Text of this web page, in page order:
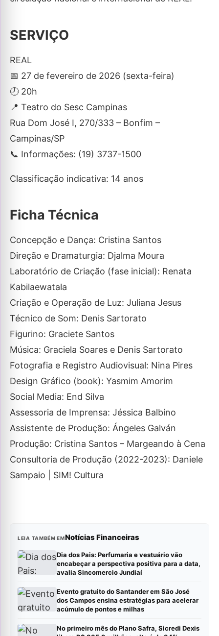
SERVIÇO
REAL
📅 27 de fevereiro de 2026 (sexta-feira)
🕗 20h
📍 Teatro do Sesc Campinas
Rua Dom José I, 270/333 – Bonfim –
Campinas/SP
📞 Informações: (19) 3737-1500
Classificação indicativa: 14 anos
Ficha Técnica
Concepção e Dança: Cristina Santos
Direção e Dramaturgia: Djalma Moura
Laboratório de Criação (fase inicial): Renata
Kabilaewatala
Criação e Operação de Luz: Juliana Jesus
Técnico de Som: Denis Sartorato
Figurino: Graciete Santos
Música: Graciela Soares e Denis Sartorato
Fotografia e Registro Audiovisual: Nina Pires
Design Gráfico (book): Yasmim Amorim
Social Media: End Silva
Assessoria de Imprensa: Jéssica Balbino
Assistente de Produção: Ángeles Galván
Produção: Cristina Santos – Margeando à Cena
Consultoria de Produção (2022-2023): Daniele
Sampaio | SIM! Cultura
LEIA TAMBÉM EMNotícias Financeiras
Dia dos Pais: Perfumaria e vestuário vão
encabeçar a perspectiva positiva para a data,
avalia Sincomercio Jundiaí
Evento gratuito do Santander em São José
dos Campos ensina estratégias para acelerar
acúmulo de pontos e milhas
No primeiro mês do Plano Safra, Sicredi Dexis